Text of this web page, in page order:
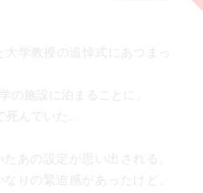
学教授の追悼式にあつまっ
の施設に泊まることに。
死んでいた…
あの設定が思い出される。
りの緊迫感があったけど、